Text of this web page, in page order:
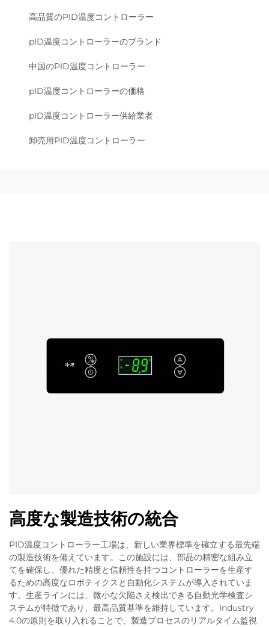
高品質のPID温度コントローラー
pID温度コントローラーのブランド
中国のPID温度コントローラー
pID温度コントローラーの価格
pID温度コントローラー供給業者
卸売用PID温度コントローラー
高度な製造技術の統合
PID温度コントローラー工場は、新しい業界標準を確立する最先端
の製造技術を備えています。この施設には、部品の精密な組み立
てを確保し、優れた精度と信頼性を持つコントローラーを生産す
るための高度なロボティクスと自動化システムが導入されていま
す。生産ラインには、微小な欠陥さえ検出できる自動光学検査シ
ステムが特徴であり、最高品質基準を維持しています。Industry
4.0の原則を取り入れることで、製造プロセスのリアルタイム監視